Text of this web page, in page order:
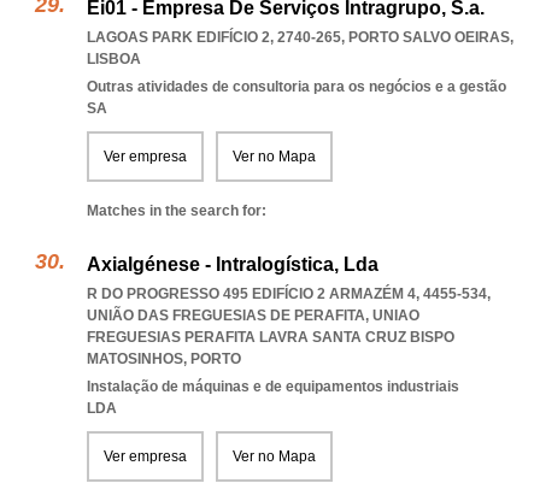
Ei01 - Empresa De Serviços Intragrupo, S.a.
LAGOAS PARK EDIFÍCIO 2, 2740-265, PORTO SALVO OEIRAS,
LISBOA
Outras atividades de consultoria para os negócios e a gestão
SA
Ver empresa Ver no Mapa
Matches in the search for:
Axialgénese - Intralogística, Lda
R DO PROGRESSO 495 EDIFÍCIO 2 ARMAZÉM 4, 4455-534,
UNIÃO DAS FREGUESIAS DE PERAFITA, UNIAO
FREGUESIAS PERAFITA LAVRA SANTA CRUZ BISPO
MATOSINHOS, PORTO
Instalação de máquinas e de equipamentos industriais
LDA
Ver empresa Ver no Mapa